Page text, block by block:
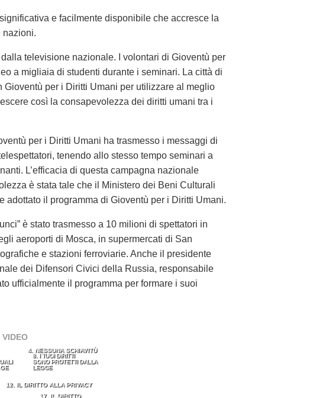
e facilmente disponibile che accresce la
nazioni.
televisione nazionale. I volontari di Gioventù per
a migliaia di studenti durante i seminari. La città di
Gioventù per i Diritti Umani per utilizzare al meglio
così la consapevolezza dei diritti umani tra i
per i Diritti Umani ha trasmesso i messaggi di
tenendo allo stesso tempo seminari a
L’efficacia di questa campagna nazionale
è stata tale che il Ministero dei Beni Culturali
adottato il programma di Gioventù per i Diritti Umani.
è stato trasmesso a 10 milioni di spettatori in
aeroporti di Mosca, in supermercati di San
e stazioni ferroviarie. Anche il presidente
dei Difensori Civici della Russia, responsabile
ufficialmente il programma per formare i suoi
4. NESSUNA SCHIAVITÙ
8. I TUOI DIRITTI
SONO PROTETTI DALLA
LEGGE
12. IL DIRITTO ALLA PRIVACY
17. IL DIRITTO